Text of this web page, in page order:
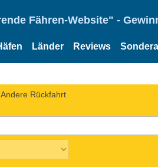
Fähren-Website" -
Länder Reviews
Andere Rückfahrt